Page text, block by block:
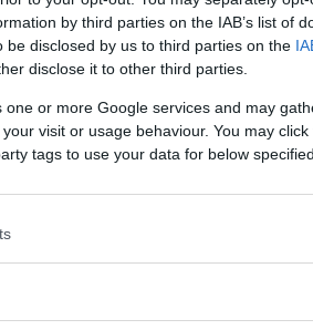
by third parties on the IAB’s list of
disclosed by us to third parties on the
disclose it to other third parties.
or more Google services and may
visit or usage behaviour. You may
tags to use your data for below
degli
e terrestri dell’isola
laboratori e